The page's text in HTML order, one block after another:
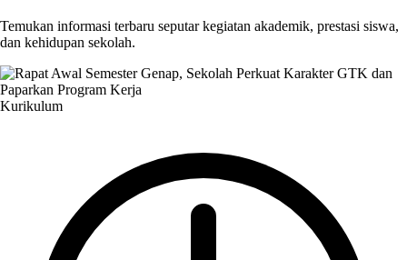
Temukan informasi terbaru seputar kegiatan akademik, prestasi siswa,
dan kehidupan sekolah.
Kurikulum